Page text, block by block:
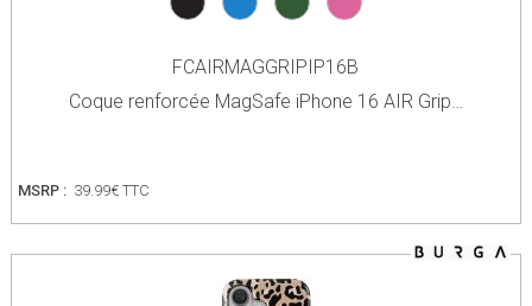
FCAIRMAGGRIPIP16B
Coque renforcée MagSafe iPhone 16 AIR Grip…
MSRP : 39.99€ TTC